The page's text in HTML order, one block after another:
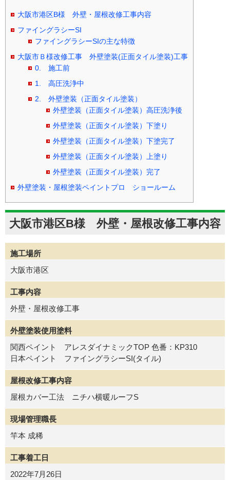
大阪市港区B様 外壁・屋根改修工事内容
ファイングラシーSI
ファイングラシーSIの主な特徴
大阪市Ｂ様改修工事 外壁塗装(正面タイル塗装)工事
0. 施工前
1. 高圧洗浄中
2. 外壁塗装（正面タイル塗装）
外壁塗装（正面タイル塗装）高圧洗浄後
外壁塗装（正面タイル塗装）下塗り
外壁塗装（正面タイル塗装）下塗完了
外壁塗装（正面タイル塗装）上塗り
外壁塗装（正面タイル塗装）完了
外壁塗装・屋根塗装ペイントプロ ショールーム
大阪市港区B様 外壁・屋根改修工事内容
施工場所
大阪市港区
工事内容
外壁・屋根改修工事
外壁塗装使用塗料
関西ペイント アレスダイナミックTOP 色番：KP310
日本ペイント ファイングラシーSI(タイル)
屋根改修工事内容
屋根カバー工法 ニチハ横暖ルーフS
現場管理職長
竿本 成稀
工事着工日
2022年7月26日